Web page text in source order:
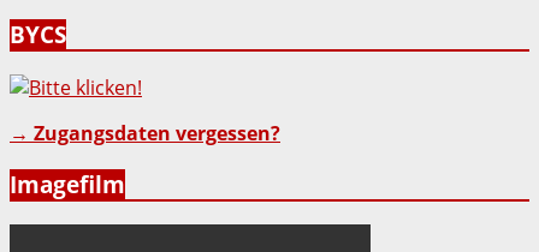
BYCS
→ Zugangsdaten vergessen?
Imagefilm